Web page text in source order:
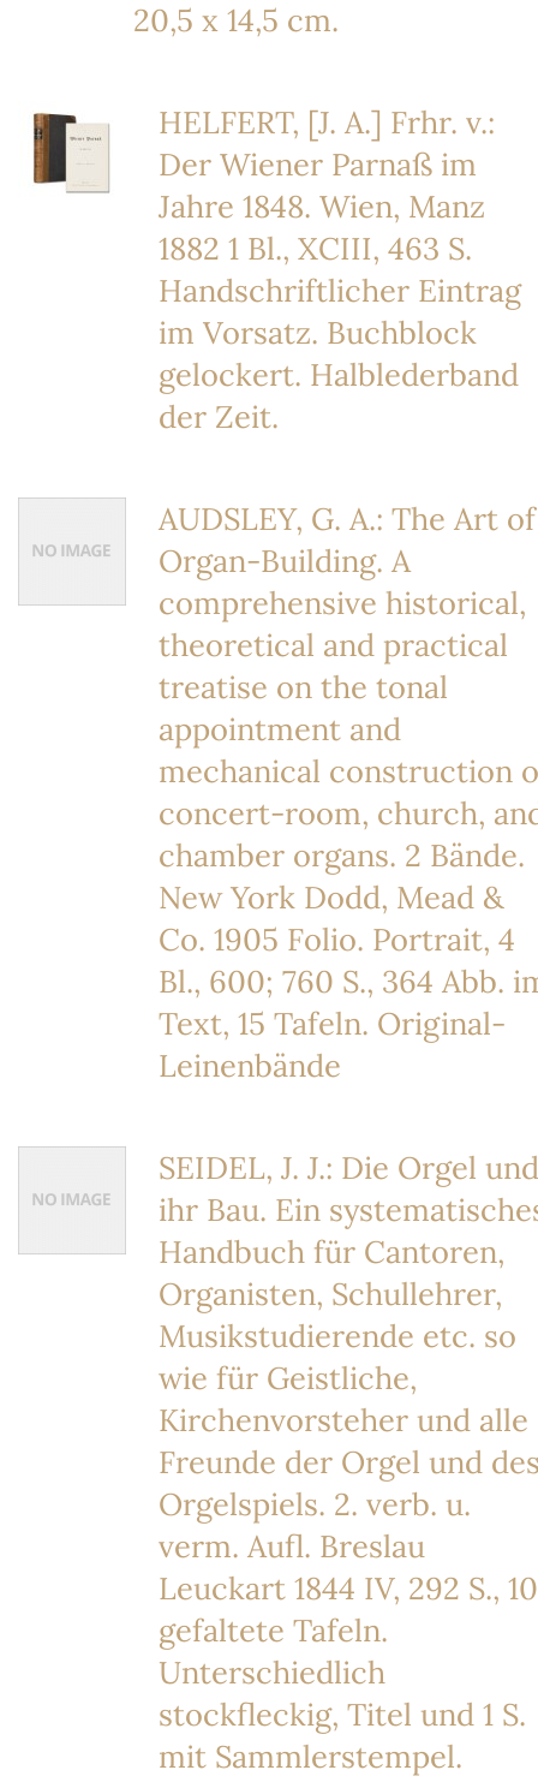
20,5 x 14,5 cm.
HELFERT, [J. A.] Frhr. v.:
Der Wiener Parnaß im
Jahre 1848. Wien, Manz
1882 1 Bl., XCIII, 463 S.
Handschriftlicher Eintrag
im Vorsatz. Buchblock
gelockert. Halblederband
der Zeit.
AUDSLEY, G. A.: The Art of
Organ-Building. A
comprehensive historical,
theoretical and practical
treatise on the tonal
appointment and
mechanical construction
concert-room, church,
chamber organs. 2 Bände.
New York Dodd, Mead &
Co. 1905 Folio. Portrait, 4
Bl., 600; 760 S., 364 Abb.
Text, 15 Tafeln. Original-
Leinenbände
SEIDEL, J. J.: Die Orgel und
ihr Bau. Ein
Handbuch für Cantoren,
Organisten, Schullehrer,
Musikstudierende etc. so
wie für Geistliche,
Kirchenvorsteher und alle
Freunde der Orgel und
Orgelspiels. 2. verb. u.
verm. Aufl. Breslau
Leuckart 1844 IV, 292 S., 10
gefaltete Tafeln.
Unterschiedlich
stockfleckig, Titel und 1 S.
mit Sammlerstempel.